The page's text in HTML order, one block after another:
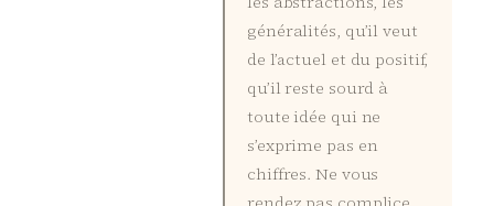
généralités, qu’il veut
de l’actuel et du positif,
qu’il reste sourd à
toute idée qui ne
s’exprime pas en
chiffres. Ne vous